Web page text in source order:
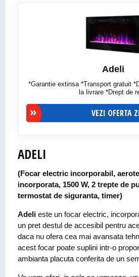
Adeli
*Garantie extinsa *Transport gratuit
la livrare *Drept de
VEZI OFERTA
ADELI
(Focar electric incorporabil,
incorporata, 1500 W, 2 trepte de
termostat de siguranta, timer)
Adeli este un focar electric,
un pret destul de accesibil pentru
daca nu ofera cea mai avansata
acest focar poate suplini intr-o
ambianta placuta conferita de un